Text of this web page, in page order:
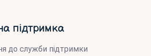
підтримка
до служби підтримки